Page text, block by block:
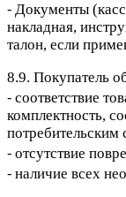
⁃ Документы
накладная,
талон, если
8.9. Покупатель
⁃ соответствие
комплектность,
⁃ отсутствие
⁃ наличие всех